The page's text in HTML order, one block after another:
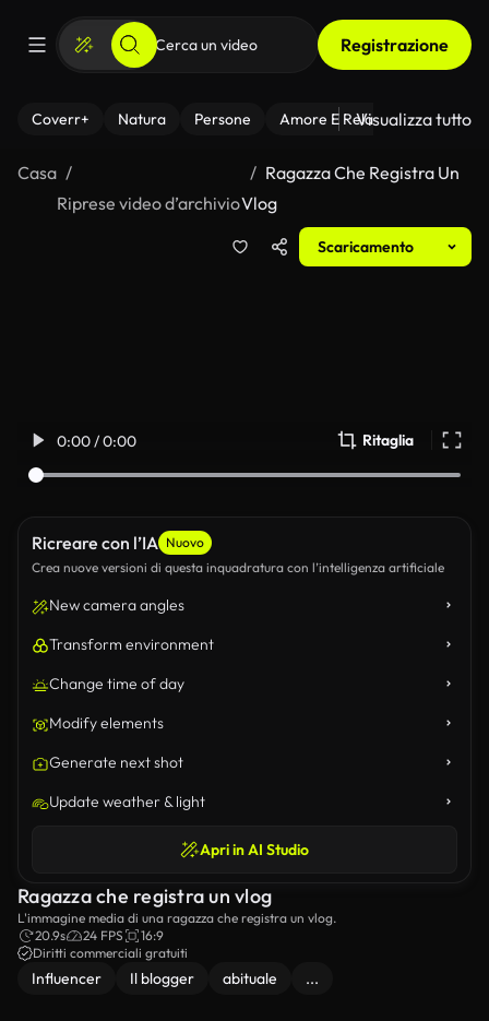
Registrazione
Coverr+ Natura Persone Amore E Relazioni Il
Visualizza tutto
Casa
Riprese video d’archivio
Ragazza Che Registra Un
Vlog
Scaricamento
0:00 / 0:00 Ritaglia
Ricreare con l’IA Nuovo
Crea nuove versioni di questa inquadratura con l’intelligenza artificiale
New camera angles
Transform environment
Change time of day
Modify elements
Generate next shot
Update weather & light
Apri in AI Studio
Ragazza che registra un vlog
L'immagine media di una ragazza che registra un vlog.
20.9s
24 FPS
16:9
Diritti commerciali gratuiti
Influencer Il blogger abituale ...